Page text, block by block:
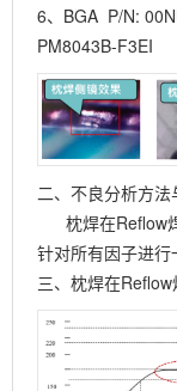
6、BGA P/N:
PM8043B-F3EI
二、不良分析方法
枕焊在Reflow
针对所有因子进
三、枕焊在